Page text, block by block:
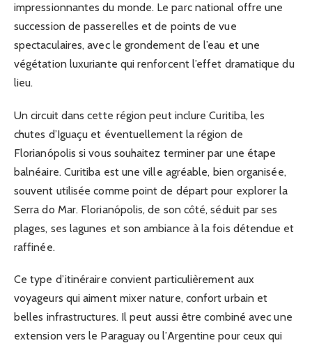
impressionnantes du monde. Le parc national offre une
succession de passerelles et de points de vue
spectaculaires, avec le grondement de l’eau et une
végétation luxuriante qui renforcent l’effet dramatique du
lieu.
Un circuit dans cette région peut inclure Curitiba, les
chutes d’Iguaçu et éventuellement la région de
Florianópolis si vous souhaitez terminer par une étape
balnéaire. Curitiba est une ville agréable, bien organisée,
souvent utilisée comme point de départ pour explorer la
Serra do Mar. Florianópolis, de son côté, séduit par ses
plages, ses lagunes et son ambiance à la fois détendue et
raffinée.
Ce type d’itinéraire convient particulièrement aux
voyageurs qui aiment mixer nature, confort urbain et
belles infrastructures. Il peut aussi être combiné avec une
extension vers le Paraguay ou l’Argentine pour ceux qui